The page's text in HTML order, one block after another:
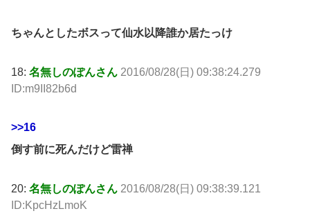
ちゃんとしたボスって仙水以降誰か居たっけ
18: 名無しのぽんさん 2016/08/28(日) 09:38:24.279
ID:m9II82b6d
>>16
倒す前に死んだけど雷禅
20: 名無しのぽんさん 2016/08/28(日) 09:38:39.121
ID:KpcHzLmoK